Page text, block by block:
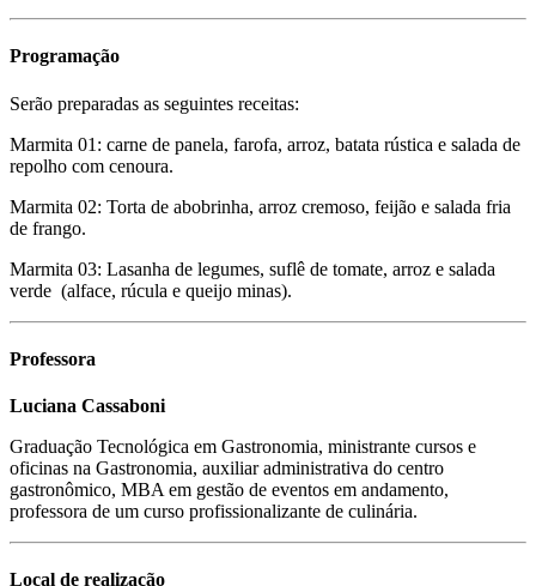
Programação
Serão preparadas as seguintes receitas:
Marmita 01: carne de panela, farofa, arroz, batata rústica e salada de
repolho com cenoura.
Marmita 02: Torta de abobrinha, arroz cremoso, feijão e salada fria
de frango.
Marmita 03: Lasanha de legumes, suflê de tomate, arroz e salada
verde (alface, rúcula e queijo minas).
Professora
Luciana Cassaboni
Graduação Tecnológica em Gastronomia, ministrante cursos e
oficinas na Gastronomia, auxiliar administrativa do centro
gastronômico, MBA em gestão de eventos em andamento,
professora de um curso profissionalizante de culinária.
Local de realização